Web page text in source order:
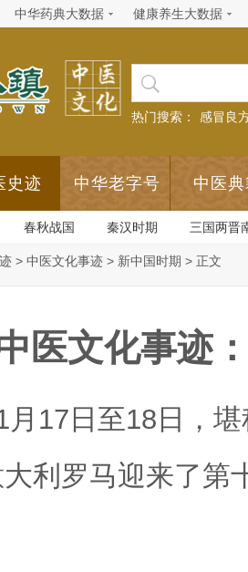
中华药典大数据 健康养生大数据
热门搜索： 感冒良
史迹 中华老字号 中医
春秋战国 秦汉时期 三国两晋
> 中医文化事迹 > 新中国时期 > 正文
医文化事迹
月17日至18日，
大利罗马迎来了